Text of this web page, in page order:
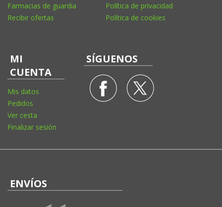
Farmacias de guardia
Recibir ofertas
Política de privacidad
Política de cookies
MI
CUENTA
Mis datos
Pedidos
Ver cesta
Finalizar sesión
SÍGUENOS
ENVÍOS